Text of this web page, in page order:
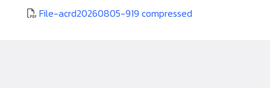
File-acrd20260805-919 compressed